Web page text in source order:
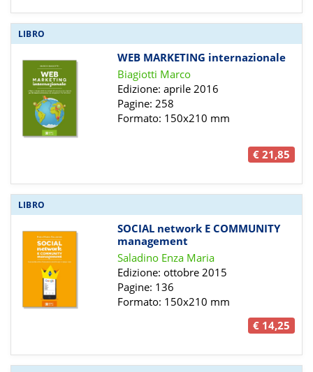
LIBRO
WEB MARKETING internazionale
Biagiotti Marco
Edizione: aprile 2016
Pagine: 258
Formato: 150x210 mm
€ 21,85
LIBRO
SOCIAL network E COMMUNITY
management
Saladino Enza Maria
Edizione: ottobre 2015
Pagine: 136
Formato: 150x210 mm
€ 14,25